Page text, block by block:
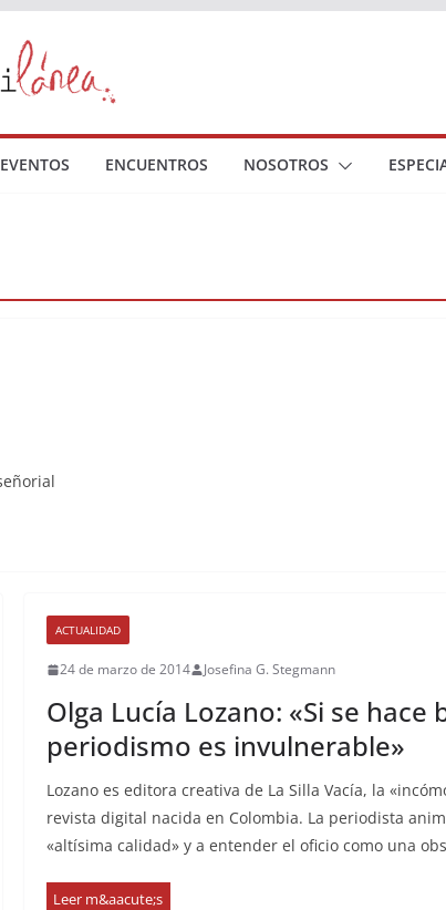
EVENTOS ENCUENTROS NOSOTROS
ACTUALIDAD
24 de marzo de 2014 Josefina G. Stegmann
Olga Lucía Lozano: «Si se hace
periodismo es invulnerable»
Lozano es editora creativa de La Silla Vacía, la
revista digital nacida en Colombia. La periodista
«altísima calidad» y a entender el oficio como una